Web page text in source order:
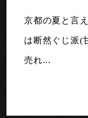
京都の夏と言
は断然ぐじ派(
売れ...